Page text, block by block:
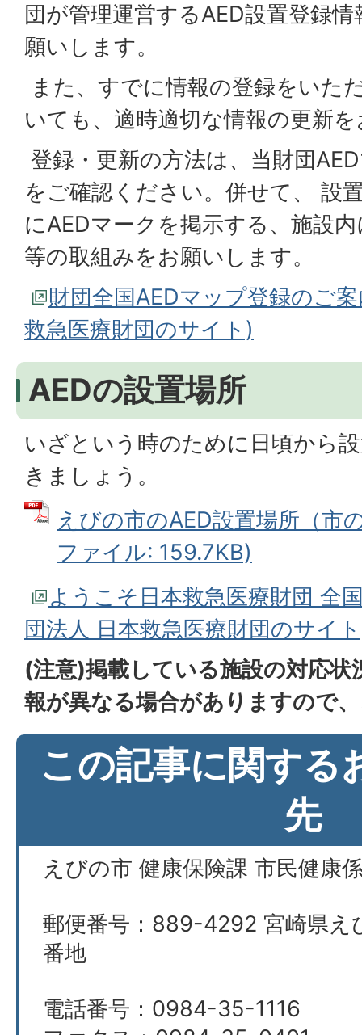
団が管理運営するAED設置登録
願いします。
また、すでに情報の登録をいた
いても、適時適切な情報の更新
登録・更新の方法は、当財団
をご確認ください。併せて、 設
にAEDマークを掲示する、施設
等の取組みをお願いします。
財団全国AEDマップ登録のご
救急医療財団のサイト)
AEDの設置場所
いざという時のために日頃から
きましょう。
えびの市のAED設置場所（市
ファイル: 159.7KB)
ようこそ日本救急医療財団 全
団法人 日本救急医療財団のサイ
(注意)掲載している施設の対応状
報が異なる場合がありますので
この記事に関する
先
えびの市 健康保険課 市民健康
郵便番号：889-4292 宮崎県え
番地
電話番号：0984-35-1116